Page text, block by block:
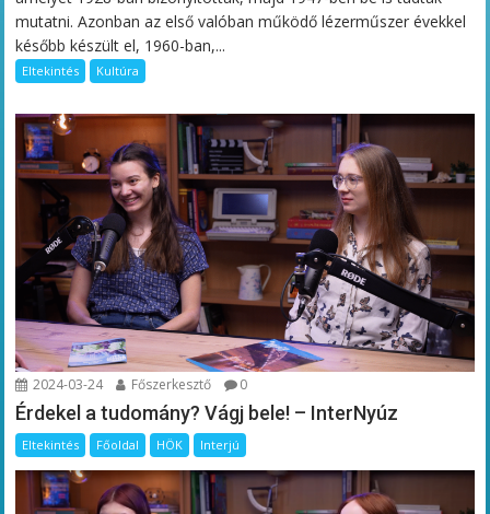
mutatni. Azonban az első valóban működő lézerműszer évekkel
később készült el, 1960-ban,...
Eltekintés Kultúra
2024-03-24 Főszerkesztő 0
Érdekel a tudomány? Vágj bele! – InterNyúz
Eltekintés Főoldal HÖK Interjú